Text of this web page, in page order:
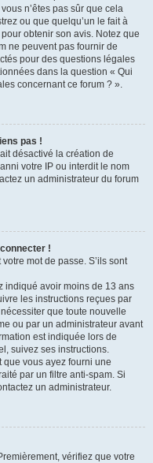
n’êtes pas sûr que cela
ou que quelqu’un le fait à
obtenir son avis. Notez que
ne peuvent pas fournir de
pour des questions légales
dans la question « Qui
concernant ce forum ? ».
pas !
désactivé la création de
votre IP ou interdit le nom
un administrateur du forum
!
mot de passe. S’ils sont
indiqué avoir moins de 13 ans
les instructions reçues par
que toute nouvelle
ou par un administrateur avant
est indiquée lors de
suivez ses instructions.
que vous ayez fourni une
par un filtre anti-spam. Si
un administrateur.
vérifiez que votre